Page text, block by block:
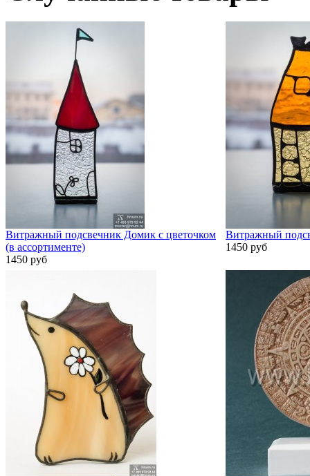
Витражный подсвечник Домик с цветочком
(в ассортименте)
1450 руб
Витражный
1450 руб